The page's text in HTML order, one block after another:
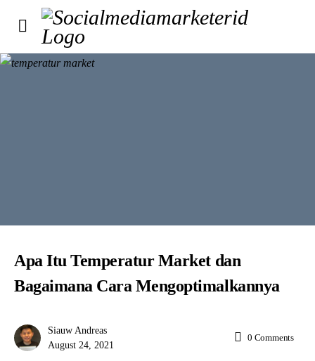
Apa Itu Temperatur Market dan
Bagaimana Cara Mengoptimalkannya
Siauw Andreas
August 24, 2021
0 Comments